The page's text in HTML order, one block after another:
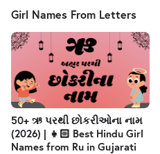
Girl Names From Letters
50+ ઋ પરથી છોકરીઓના નામ
(2026) | 👧🏻 Best Hindu Girl
Names from Ru in Gujarati